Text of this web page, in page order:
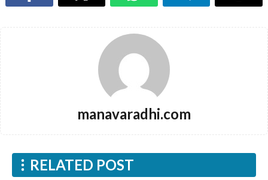
manavaradhi.com
RELATED POST